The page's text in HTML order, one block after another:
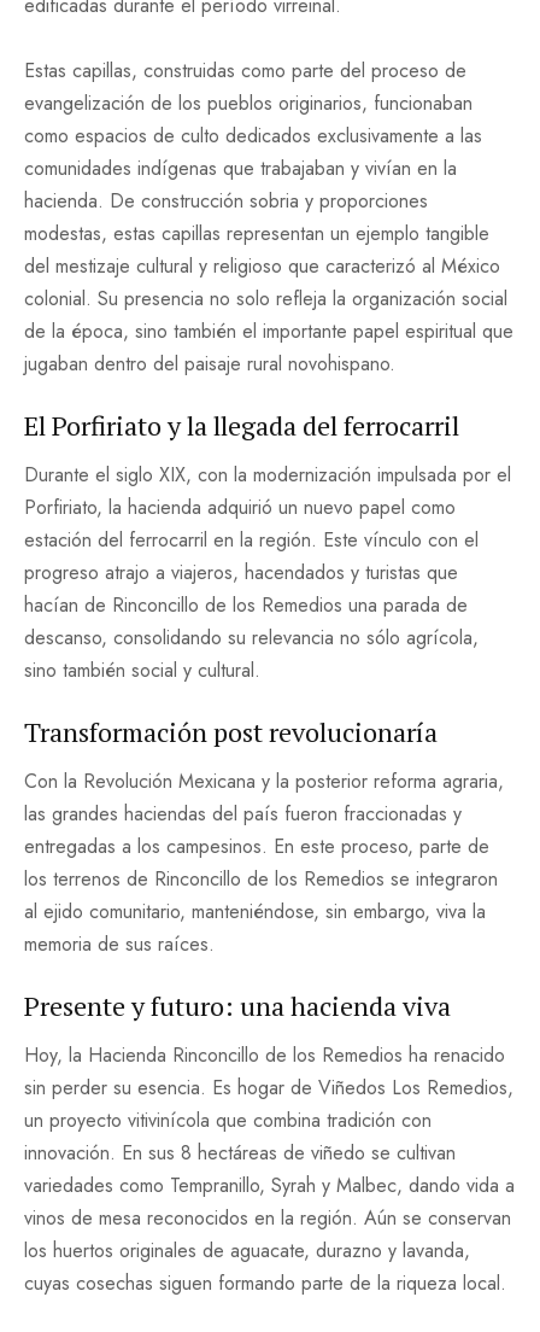
Estas capillas, construidas como parte del proceso de
evangelización de los pueblos originarios, funcionaban
como espacios de culto dedicados exclusivamente a las
comunidades indígenas que trabajaban y vivían en la
hacienda. De construcción sobria y proporciones
modestas, estas capillas representan un ejemplo tangible
del mestizaje cultural y religioso que caracterizó al México
colonial. Su presencia no solo refleja la organización social
de la época, sino también el importante papel espiritual que
jugaban dentro del paisaje rural novohispano.
El Porfiriato y la llegada del ferrocarril
Durante el siglo XIX, con la modernización impulsada por el
Porfiriato, la hacienda adquirió un nuevo papel como
estación del ferrocarril en la región. Este vínculo con el
progreso atrajo a viajeros, hacendados y turistas que
hacían de Rinconcillo de los Remedios una parada de
descanso, consolidando su relevancia no sólo agrícola,
sino también social y cultural.
Transformación post revolucionaría
Con la Revolución Mexicana y la posterior reforma agraria,
las grandes haciendas del país fueron fraccionadas y
entregadas a los campesinos. En este proceso, parte de
los terrenos de Rinconcillo de los Remedios se integraron
al ejido comunitario, manteniéndose, sin embargo, viva la
memoria de sus raíces.
Presente y futuro: una hacienda viva
Hoy, la Hacienda Rinconcillo de los Remedios ha renacido
sin perder su esencia. Es hogar de Viñedos Los Remedios,
un proyecto vitivinícola que combina tradición con
innovación. En sus 8 hectáreas de viñedo se cultivan
variedades como Tempranillo, Syrah y Malbec, dando vida a
vinos de mesa reconocidos en la región. Aún se conservan
los huertos originales de aguacate, durazno y lavanda,
cuyas cosechas siguen formando parte de la riqueza local.